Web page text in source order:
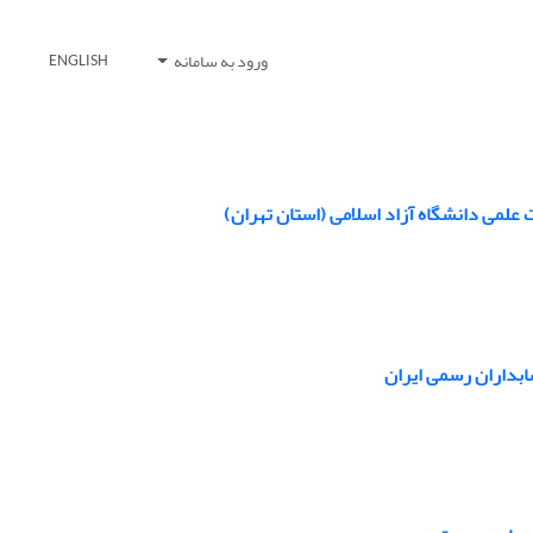
ورود به سامانه ENGLISH
دانشگاه آزاد اسلامی (استان تهران)
رسمی ایران